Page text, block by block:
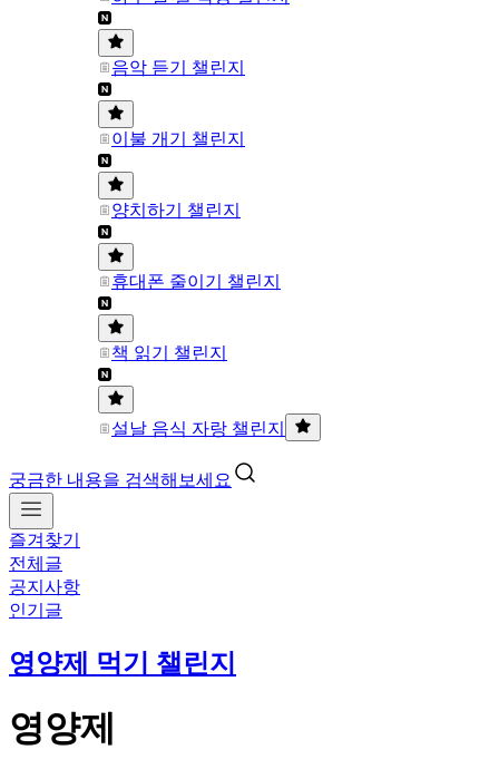
음악 듣기 챌린지
이불 개기 챌린지
양치하기 챌린지
휴대폰 줄이기 챌린지
책 읽기 챌린지
설날 음식 자랑 챌린지
궁금한 내용을 검색해보세요
즐겨찾기
전체글
공지사항
인기글
영양제 먹기 챌린지
영양제